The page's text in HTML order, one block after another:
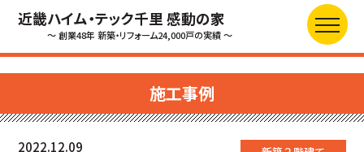
近畿ハイム・テック千里 感動の家
～ 創業48年 新築・リフォーム24,000戸の実績 ～
施工事例
2022.12.09